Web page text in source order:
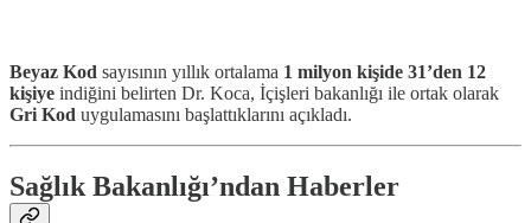
Beyaz Kod sayısının yıllık ortalama 1 milyon kişide 31’den 12
kişiye indiğini belirten Dr. Koca, İçişleri bakanlığı ile ortak olarak
Gri Kod uygulamasını başlattıklarını açıkladı.
Sağlık Bakanlığı’ndan Haberler